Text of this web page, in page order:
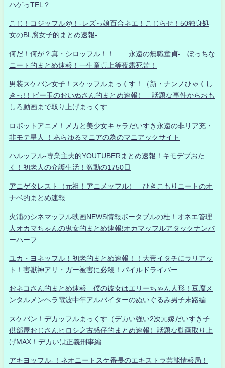
ハゲっTEL？
こじ！コジッフル@！-レズっ娘百合ネエ！こじらせ！50独身処
女のBL腐女子的まとめ速報-
何だ！何が？真・シロッフル！！ 永遠の無職童貞- ぼっちな
ニート的まとめ速報！一生童貞上等夜露死苦！
男装スケバン女子！スケッフルまっくす！（新・ナンノひゃくし
きっ!！ビー玉のおいぬさん的まとめ速報） 話題な事件からおも
しろ動画まで取り上げまっくす
ロボットアニメ！メカと美少女キャラだいすき永遠の非リア充・
非モテ星人 ！あらゆるマニアの為のマニアックサイト
ハルッフル-専業主夫的YOUTUBERまとめ速報！キモデブおた
く！初老人の介護生活！激動の1750日
アニゲタレスト（元祖！アニメッフル） ひきこもりニートのオ
ナベ的まとめ速報
火浦のシネマッフル映画NEWS情報ポータブルの杜！オネエ管理
人オカマちゃんの鬼女的まとめ速報!オカマッフルアタックナンバ
ーハーフ
ユカ・ヨネッフル！初老的まとめ速報！！大帝イタチにラリアッ
ト！害獣神アリ・ガー被害に必殺！パイルドライバー
おネコさん的まとめ速報 僕の彼女はエリーちゃん人形！豆腐メ
ンタルメンヘラ電波中年アルバイターのぬいぐるみ男子末路編
スケバン！デカッフルまっくす（デカい強い2次元嫁だいすき子
供部屋おじさんヒロシ之古惑仔的まとめ速報）話題な動画取り上
げMAX！デカいは正義刑事編
アキヨッフル-！ネオニートスケ番長のエキストラ芸能情報局！